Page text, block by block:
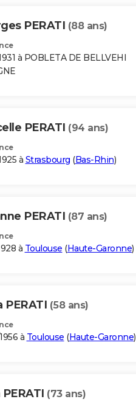
PERATI (88 ans)
à POBLETA DE BELLVEHI
PERATI (94 ans)
à Strasbourg (Bas-Rhin)
PERATI (87 ans)
à Toulouse (Haute-Garonne)
PERATI (58 ans)
à Toulouse (Haute-Garonne)
(73 ans)